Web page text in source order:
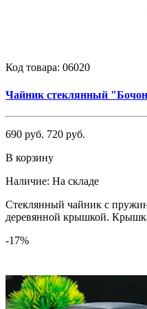
Код товара: 06020
Чайник стеклянный
690 руб. 720 руб.
В корзину
Наличие: На складе
Стеклянный чайник с
деревянной крышкой.
-17%